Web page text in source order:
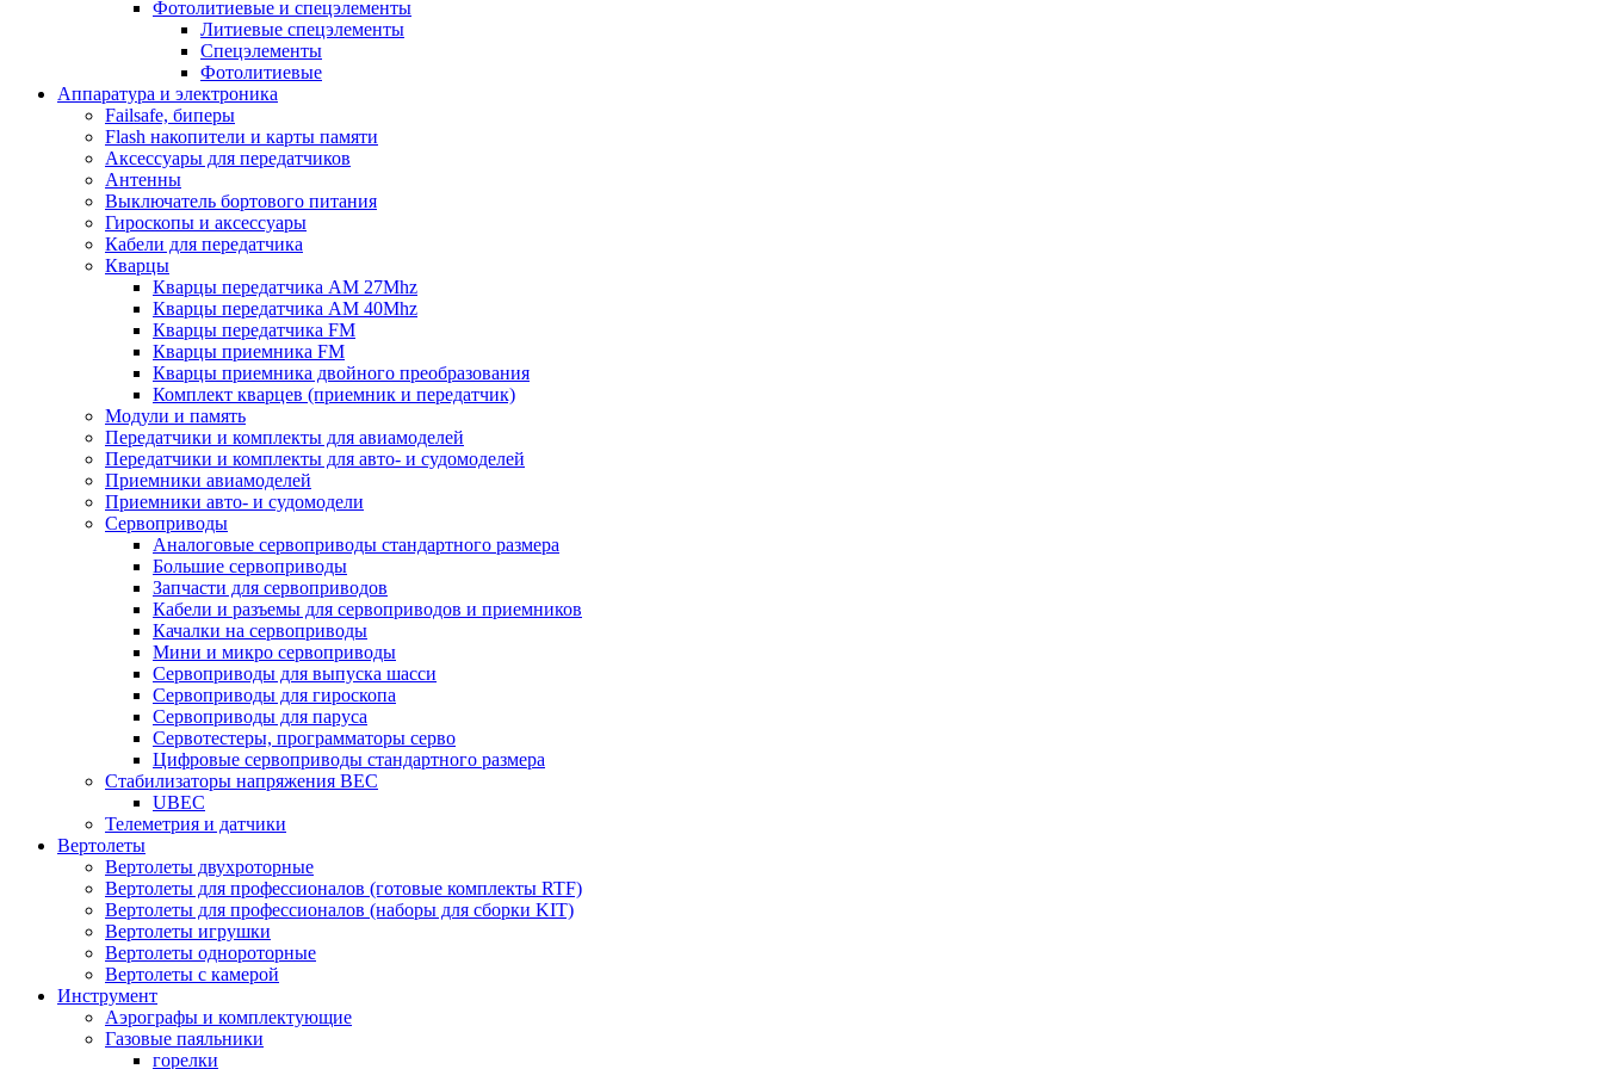
Фотолитиевые и спецэлементы
Литиевые спецэлементы
Спецэлементы
Фотолитиевые
Аппаратура и электроника
Failsafe, биперы
Flash накопители и карты памяти
Аксессуары для передатчиков
Антенны
Выключатель бортового питания
Гироскопы и аксессуары
Кабели для передатчика
Кварцы
Кварцы передатчика AM 27Mhz
Кварцы передатчика AM 40Mhz
Кварцы передатчика FM
Кварцы приемника FM
Кварцы приемника двойного преобразования
Комплект кварцев (приемник и передатчик)
Модули и память
Передатчики и комплекты для авиамоделей
Передатчики и комплекты для авто- и судомоделей
Приемники авиамоделей
Приемники авто- и судомодели
Сервоприводы
Аналоговые сервоприводы стандартного размера
Большие сервоприводы
Запчасти для сервоприводов
Кабели и разъемы для сервоприводов и приемников
Качалки на сервоприводы
Мини и микро сервоприводы
Сервоприводы для выпуска шасси
Сервоприводы для гироскопа
Сервоприводы для паруса
Сервотестеры, программаторы серво
Цифровые сервоприводы стандартного размера
Стабилизаторы напряжения BEC
UBEC
Телеметрия и датчики
Вертолеты
Вертолеты двухроторные
Вертолеты для профессионалов (готовые комплекты RTF)
Вертолеты для профессионалов (наборы для сборки KIT)
Вертолеты игрушки
Вертолеты однороторные
Вертолеты с камерой
Инструмент
Аэрографы и комплектующие
Газовые паяльники
горелки